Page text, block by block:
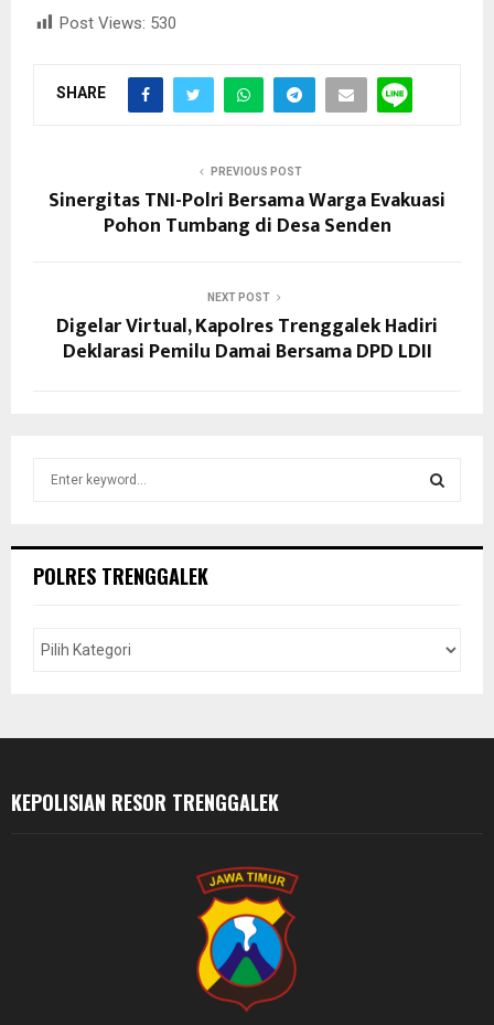
Post Views: 530
SHARE
PREVIOUS POST
Sinergitas TNI-Polri Bersama Warga Evakuasi
Pohon Tumbang di Desa Senden
NEXT POST
Digelar Virtual, Kapolres Trenggalek Hadiri
Deklarasi Pemilu Damai Bersama DPD LDII
hPOLRES TRENGGALEK
KEPOLISIAN RESOR TRENGGALEK